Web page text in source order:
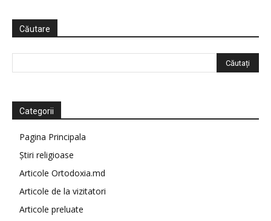
Căutare
Categorii
Pagina Principala
Știri religioase
Articole Ortodoxia.md
Articole de la vizitatori
Articole preluate